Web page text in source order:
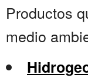
Productos
medio